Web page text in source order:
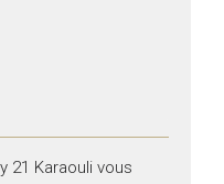
21 Karaouli vous